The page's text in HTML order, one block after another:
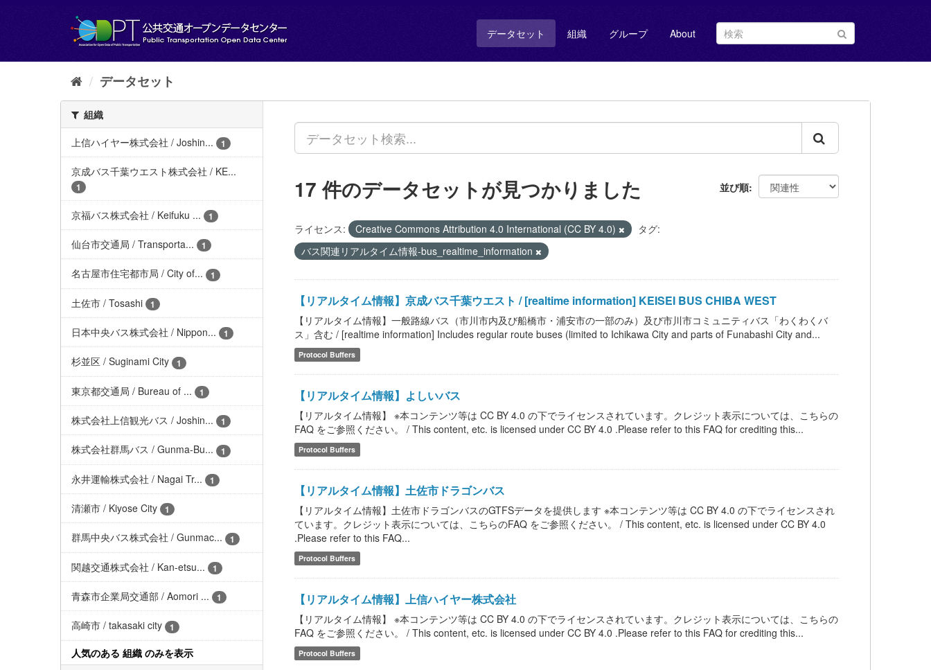
し
データセット 組織 グループ About
データセット
組織
上信ハイヤー株式会社 / Joshin...
1
京成バス千葉ウエスト株式会社 / KE...
1
京福バス株式会社 / Keifuku ... 1
仙台市交通局 / Transporta... 1
名古屋市住宅都市局 / City of... 1
土佐市 / Tosashi 1
日本中央バス株式会社 / Nippon... 1
杉並区 / Suginami City 1
東京都交通局 / Bureau of ... 1
株式会社上信観光バス / Joshin... 1
株式会社群馬バス / Gunma-Bu... 1
永井運輸株式会社 / Nagai Tr... 1
清瀬市 / Kiyose City 1
群馬中央バス株式会社 / Gunmac... 1
関越交通株式会社 / Kan-etsu... 1
青森市企業局交通部 / Aomori ... 1
高崎市 / takasaki city 1
人気のある 組織 のみを表示
並び順
17 件のデータセットが見つかりました
ライセンス: Creative Commons Attribution 4.0 International (CC BY 4.0)
タグ:
バス関連リアルタイム情報-bus_realtime_information
【リアルタイム情報】京成バス千葉ウエスト / [realtime information] KEISEI BUS CHIBA WEST
【リアルタイム情報】一般路線バス（市川市内及び船橋市・浦安市の一部のみ）及び市川市コミュニティバス「わくわくバ
ス」含む / [realtime information] Includes regular route buses (limited to Ichikawa City and parts of Funabashi City and...
Protocol Buffers
【リアルタイム情報】よしいバス
【リアルタイム情報】 ※本コンテンツ等は CC BY 4.0 の下でライセンスされています。クレジット表示については、こちらの
FAQ をご参照ください。 / This content, etc. is licensed under CC BY 4.0 .Please refer to this FAQ for crediting this...
Protocol Buffers
【リアルタイム情報】土佐市ドラゴンバス
【リアルタイム情報】土佐市ドラゴンバスのGTFSデータを提供します ※本コンテンツ等は CC BY 4.0 の下でライセンスされ
ています。クレジット表示については、こちらのFAQ をご参照ください。 / This content, etc. is licensed under CC BY 4.0
.Please refer to this FAQ...
Protocol Buffers
【リアルタイム情報】上信ハイヤー株式会社
【リアルタイム情報】 ※本コンテンツ等は CC BY 4.0 の下でライセンスされています。クレジット表示については、こちらの
FAQ をご参照ください。 / This content, etc. is licensed under CC BY 4.0 .Please refer to this FAQ for crediting this...
Protocol Buffers